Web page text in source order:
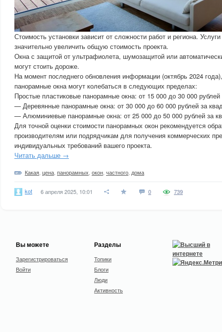
Стоимость установки зависит от сложности работ и региона.
значительно увеличить общую стоимость проекта.
Окна с защитой от ультрафиолета, шумозащитой или
могут стоить дороже.
На момент последнего обновления информации (октябрь 2024
панорамные окна могут колебаться в следующих пределах:
Простые пластиковые панорамные окна: от 15 000 до 30 000
— Деревянные панорамные окна: от 30 000 до 60 000 рублей за
— Алюминиевые панорамные окна: от 25 000 до 50 000 рублей за
Для точной оценки стоимости панорамных окон рекомендуется
производителям или подрядчикам для получения коммерческих
индивидуальных требований вашего проекта.
Читать дальше →
Какая цена панорамных окон частного дома
kot 6 апреля 2025, 10:01 0 739
Вы можете
Зарегистрироваться
Войти
Разделы
Топики
Блоги
Люди
Активность